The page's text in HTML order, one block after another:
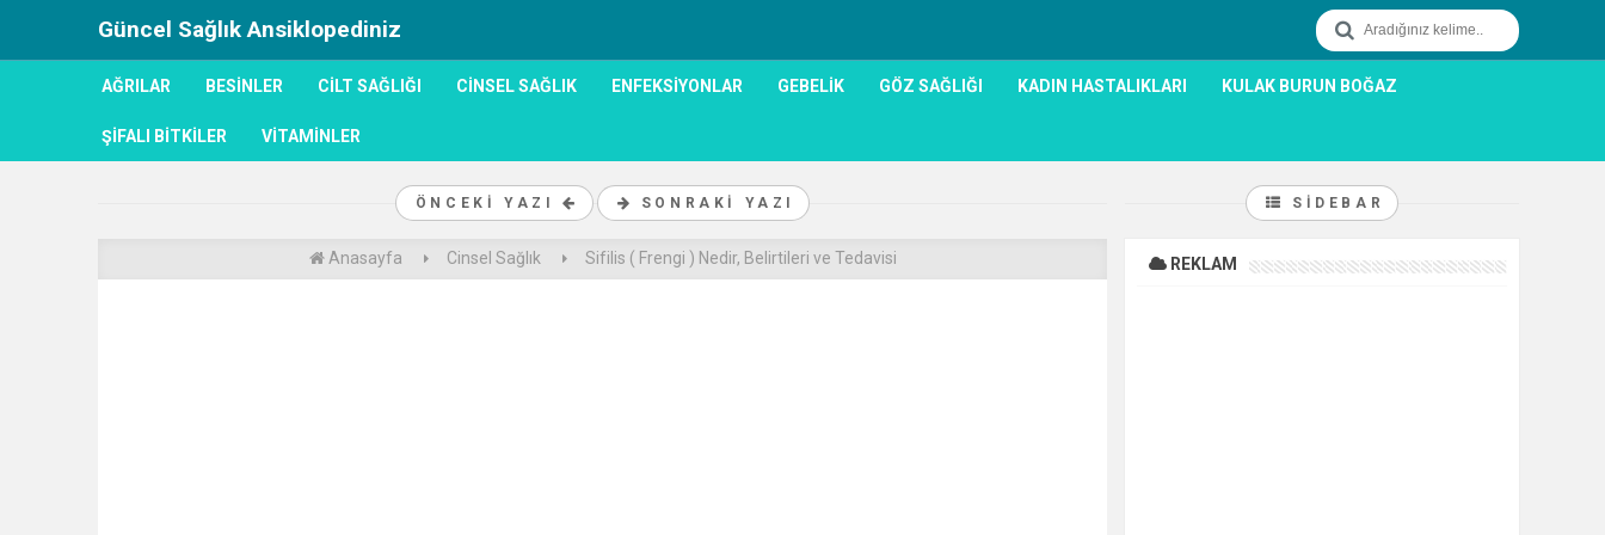
Güncel Sağlık Ansiklopediniz
AĞRILAR BESINLER CILT SAĞLIĞI CINSEL SAĞLIK ENFEKSIYONLAR GEBELIK GÖZ SAĞLIĞI KADIN HASTALIKLARI KULAK BURUN BOĞAZ
ŞIFALI BITKILER VITAMINLER
ÖNCEKI YAZI SONRAKI YAZI
Anasayfa Cinsel Sağlık Sifilis ( Frengi ) Nedir, Belirtileri ve Tedavisi
SIDEBAR
REKLAM